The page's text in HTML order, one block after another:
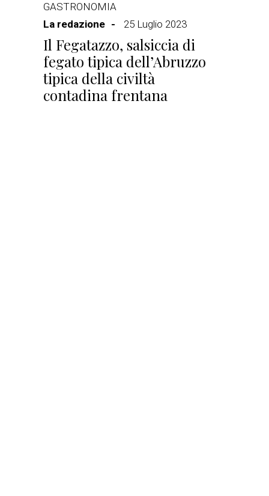
GASTRONOMIA
La redazione
25 Luglio 2023
Il Fegatazzo, salsiccia di
fegato tipica dell’Abruzzo
tipica della civiltà
contadina frentana